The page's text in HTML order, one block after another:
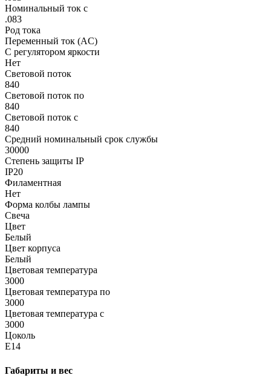
Номинальный ток с
.083
Род тока
Переменный ток (AC)
С регулятором яркости
Нет
Световой поток
840
Световой поток по
840
Световой поток с
840
Средний номинальный срок службы
30000
Степень защиты IP
IP20
Филаментная
Нет
Форма колбы лампы
Свеча
Цвет
Белый
Цвет корпуса
Белый
Цветовая температура
3000
Цветовая температура по
3000
Цветовая температура с
3000
Цоколь
E14
Габариты и вес